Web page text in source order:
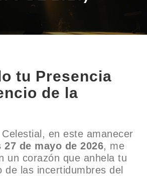
tu Presencia
de la
en este amanecer
de mayo de 2026, me
un corazón que anhela tu
de las incertidumbres del